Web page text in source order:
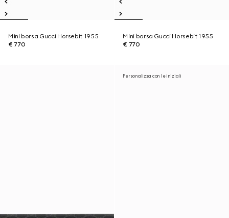
Mini borsa Gucci Horsebit 1955
€ 770
Mini borsa Gucci Horsebit 1955
€ 770
Personalizza con le iniziali